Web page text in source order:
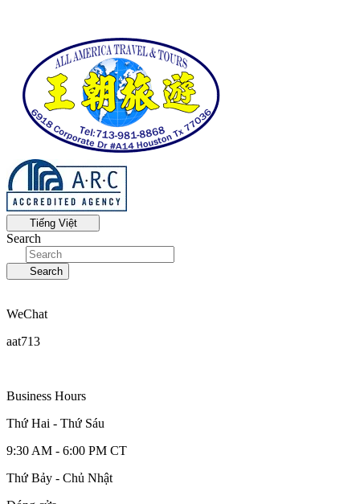
Tiếng Việt
Search
Search
WeChat
aat713
Business Hours
Thứ Hai - Thứ Sáu
9:30 AM - 6:00 PM CT
Thứ Bảy - Chủ Nhật